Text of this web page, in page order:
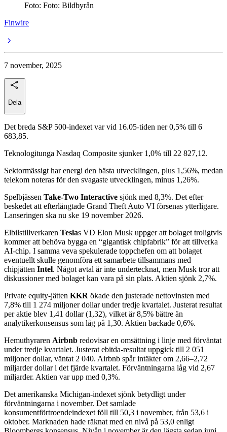
Foto: Foto: Bildbyrån
Finwire
7 november, 2025
Dela
Det breda S&P 500-indexet var vid 16.05-tiden ner 0,5% till 6
683,85.
Teknologitunga Nasdaq Composite sjunker 1,0% till 22 827,12.
Sektormässigt har energi den bästa utvecklingen, plus 1,56%, medan
telekom noteras för den svagaste utvecklingen, minus 1,26%.
Spelbjässen Take-Two Interactive sjönk med 8,3%. Det efter
beskedet att efterlängtade Grand Theft Auto VI försenas ytterligare.
Lanseringen ska nu ske 19 november 2026.
Elbilstillverkaren Teslas VD Elon Musk uppger att bolaget troligtvis
kommer att behöva bygga en “gigantisk chipfabrik” för att tillverka
AI-chip. I samma veva spekulerade toppchefen om att bolaget
eventuellt skulle genomföra ett samarbete tillsammans med
chipjätten Intel. Något avtal är inte undertecknat, men Musk tror att
diskussioner med bolaget kan vara på sin plats. Aktien sjönk 2,7%.
Private equity-jätten KKR ökade den justerade nettovinsten med
7,8% till 1 274 miljoner dollar under tredje kvartalet. Justerat resultat
per aktie blev 1,41 dollar (1,32), vilket är 8,5% bättre än
analytikerkonsensus som låg på 1,30. Aktien backade 0,6%.
Hemuthyraren Airbnb redovisar en omsättning i linje med förväntat
under tredje kvartalet. Justerat ebitda-resultat uppgick till 2 051
miljoner dollar, väntat 2 040. Airbnb spår intäkter om 2,66–2,72
miljarder dollar i det fjärde kvartalet. Förväntningarna låg vid 2,67
miljarder. Aktien var upp med 0,3%.
Det amerikanska Michigan-indexet sjönk betydligt under
förväntningarna i november. Det samlade
konsumentförtroendeindexet föll till 50,3 i november, från 53,6 i
oktober. Marknaden hade räknat med en nivå på 53,0 enligt